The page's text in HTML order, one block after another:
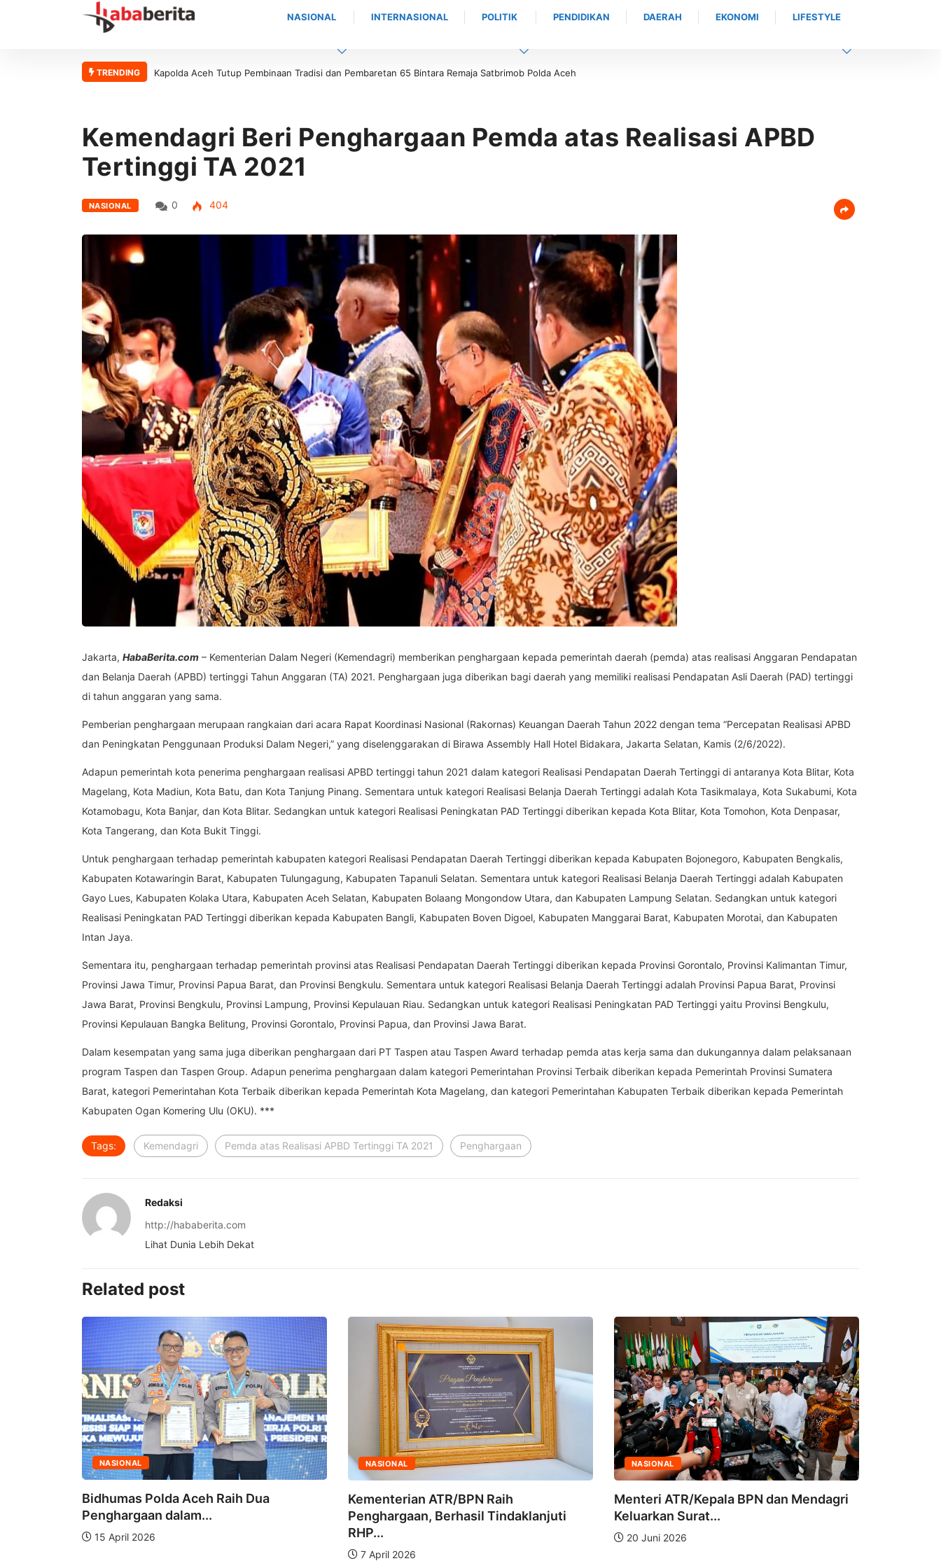
NASIONAL INTERNASIONAL POLITIK PENDIDIKAN DAERAH EKONOMI LIFESTYLE
TRENDING
Kapolda Aceh Tutup Pembinaan Tradisi dan Pembaretan 65 Bintara Remaja Satbrimob Polda AcehSoal Penertiban Tambang Ilegal, eks presiden mahasiswa universitas abulyatama : Gubernur
Kemendagri Beri Penghargaan Pemda atas Realisasi APBD
Tertinggi TA 2021
NASIONAL 0 404
Jakarta, HabaBerita.com – Kementerian Dalam Negeri (Kemendagri) memberikan penghargaan kepada pemerintah daerah (pemda) atas realisasi Anggaran Pendapatan
dan Belanja Daerah (APBD) tertinggi Tahun Anggaran (TA) 2021. Penghargaan juga diberikan bagi daerah yang memiliki realisasi Pendapatan Asli Daerah (PAD) tertinggi
di tahun anggaran yang sama.
Pemberian penghargaan merupaan rangkaian dari acara Rapat Koordinasi Nasional (Rakornas) Keuangan Daerah Tahun 2022 dengan tema “Percepatan Realisasi APBD
dan Peningkatan Penggunaan Produksi Dalam Negeri,” yang diselenggarakan di Birawa Assembly Hall Hotel Bidakara, Jakarta Selatan, Kamis (2/6/2022).
Adapun pemerintah kota penerima penghargaan realisasi APBD tertinggi tahun 2021 dalam kategori Realisasi Pendapatan Daerah Tertinggi di antaranya Kota Blitar, Kota
Magelang, Kota Madiun, Kota Batu, dan Kota Tanjung Pinang. Sementara untuk kategori Realisasi Belanja Daerah Tertinggi adalah Kota Tasikmalaya, Kota Sukabumi, Kota
Kotamobagu, Kota Banjar, dan Kota Blitar. Sedangkan untuk kategori Realisasi Peningkatan PAD Tertinggi diberikan kepada Kota Blitar, Kota Tomohon, Kota Denpasar,
Kota Tangerang, dan Kota Bukit Tinggi.
Untuk penghargaan terhadap pemerintah kabupaten kategori Realisasi Pendapatan Daerah Tertinggi diberikan kepada Kabupaten Bojonegoro, Kabupaten Bengkalis,
Kabupaten Kotawaringin Barat, Kabupaten Tulungagung, Kabupaten Tapanuli Selatan. Sementara untuk kategori Realisasi Belanja Daerah Tertinggi adalah Kabupaten
Gayo Lues, Kabupaten Kolaka Utara, Kabupaten Aceh Selatan, Kabupaten Bolaang Mongondow Utara, dan Kabupaten Lampung Selatan. Sedangkan untuk kategori
Realisasi Peningkatan PAD Tertinggi diberikan kepada Kabupaten Bangli, Kabupaten Boven Digoel, Kabupaten Manggarai Barat, Kabupaten Morotai, dan Kabupaten
Intan Jaya.
Sementara itu, penghargaan terhadap pemerintah provinsi atas Realisasi Pendapatan Daerah Tertinggi diberikan kepada Provinsi Gorontalo, Provinsi Kalimantan Timur,
Provinsi Jawa Timur, Provinsi Papua Barat, dan Provinsi Bengkulu. Sementara untuk kategori Realisasi Belanja Daerah Tertinggi adalah Provinsi Papua Barat, Provinsi
Jawa Barat, Provinsi Bengkulu, Provinsi Lampung, Provinsi Kepulauan Riau. Sedangkan untuk kategori Realisasi Peningkatan PAD Tertinggi yaitu Provinsi Bengkulu,
Provinsi Kepulauan Bangka Belitung, Provinsi Gorontalo, Provinsi Papua, dan Provinsi Jawa Barat.
Dalam kesempatan yang sama juga diberikan penghargaan dari PT Taspen atau Taspen Award terhadap pemda atas kerja sama dan dukungannya dalam pelaksanaan
program Taspen dan Taspen Group. Adapun penerima penghargaan dalam kategori Pemerintahan Provinsi Terbaik diberikan kepada Pemerintah Provinsi Sumatera
Barat, kategori Pemerintahan Kota Terbaik diberikan kepada Pemerintah Kota Magelang, dan kategori Pemerintahan Kabupaten Terbaik diberikan kepada Pemerintah
Kabupaten Ogan Komering Ulu (OKU). ***
Tags: Kemendagri Pemda atas Realisasi APBD Tertinggi TA 2021 Penghargaan
Redaksi
http://hababerita.com
Lihat Dunia Lebih Dekat
Related post
NASIONAL
Bidhumas Polda Aceh Raih Dua
Penghargaan dalam...
15 April 2026
NASIONAL
Kementerian ATR/BPN Raih
Penghargaan, Berhasil Tindaklanjuti
RHP...
7 April 2026
NASIONAL
Menteri ATR/Kepala BPN dan Mendagri
Keluarkan Surat...
20 Juni 2026